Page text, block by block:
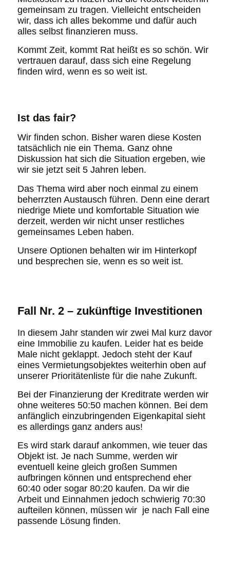
gemeinsam zu tragen. Vielleicht entscheiden
wir, dass ich alles bekomme und dafür auch
alles selbst finanzieren muss.
Kommt Zeit, kommt Rat heißt es so schön. Wir
vertrauen darauf, dass sich eine Regelung
finden wird, wenn es so weit ist.
Ist das fair?
Wir finden schon. Bisher waren diese Kosten
tatsächlich nie ein Thema. Ganz ohne
Diskussion hat sich die Situation ergeben, wie
wir sie jetzt seit 5 Jahren leben.
Das Thema wird aber noch einmal zu einem
beherrzten Austausch führen. Denn eine derart
niedrige Miete und komfortable Situation wie
derzeit, werden wir nicht unser restliches
gemeinsames Leben haben.
Unsere Optionen behalten wir im Hinterkopf
und besprechen sie, wenn es so weit ist.
Fall Nr. 2 – zukünftige Investitionen
In diesem Jahr standen wir zwei Mal kurz davor
eine Immobilie zu kaufen. Leider hat es beide
Male nicht geklappt. Jedoch steht der Kauf
eines Vermietungsobjektes weiterhin oben auf
unserer Prioritätenliste für die nahe Zukunft.
Bei der Finanzierung der Kreditrate werden wir
ohne weiteres 50:50 machen können. Bei dem
anfänglich einzubringenden Eigenkapital sieht
es allerdings ganz anders aus!
Es wird stark darauf ankommen, wie teuer das
Objekt ist. Je nach Summe, werden wir
eventuell keine gleich großen Summen
aufbringen können und entsprechend eher
60:40 oder sogar 80:20 kaufen. Da wir die
Arbeit und Einnahmen jedoch schwierig 70:30
aufteilen können, müssen wir je nach Fall eine
passende Lösung finden.